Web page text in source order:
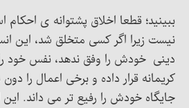
ببینید؛ قطعا اخلاق پشتوانه ی
نیست زیرا اگر کسی متخلق شد، این
دینی خودش را وفق ندهد، نفس خود
کریمانه قرار داده و برخی اعمال را
جایگاه خودش را رفیع تر می داند.